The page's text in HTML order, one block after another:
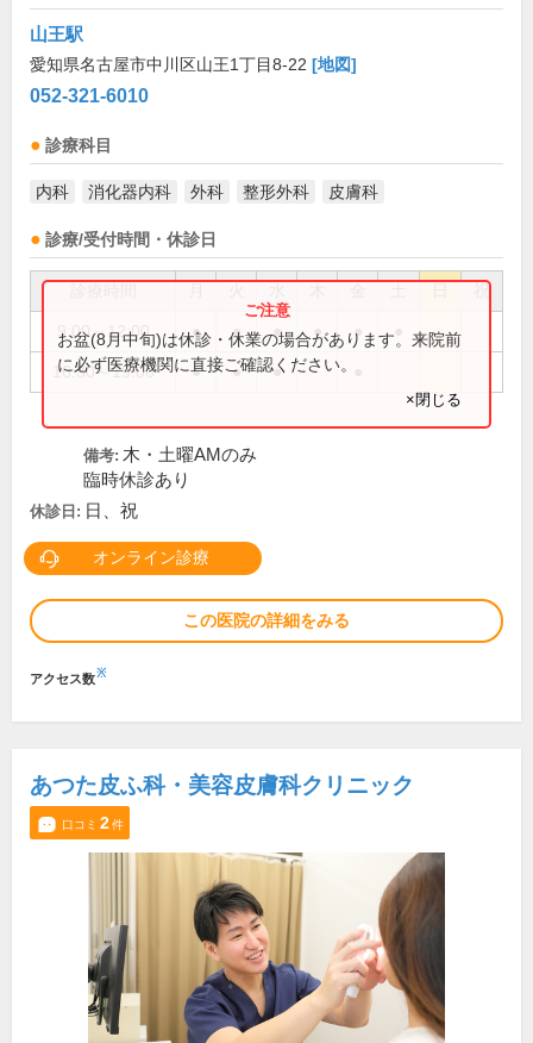
山王駅
愛知県名古屋市中川区山王1丁目8-22 [地図]
052-321-6010
診療科目
内科 消化器内科 外科 整形外科 皮膚科
診療/受付時間・休診日
祝
9:00～12:00 ● ● ● ● ●
16:30～19:00 ● ● ●
お盆(8月中旬)は休診・休業の場合があります。来院前
に必ず医療機関に直接ご確認ください。
×閉じる
備考: 木・土曜AMのみ
臨時休診あり
休診日: 日、祝
オンライン診療
この医院の詳細をみる
アクセス数※
あつた皮ふ科・美容皮膚科クリニック
口コミ 2件